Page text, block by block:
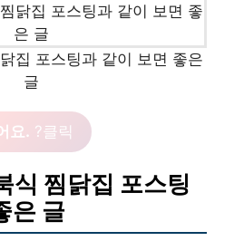
집 포스팅과 같이 보면 좋은
글
요. ?클릭
식 찜닭집 포스팅
은 글